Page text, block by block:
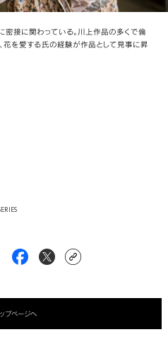
接に関わっている。川上作品の多くで倫
を愛する氏の経験が作品として見事に昇
ップページへ